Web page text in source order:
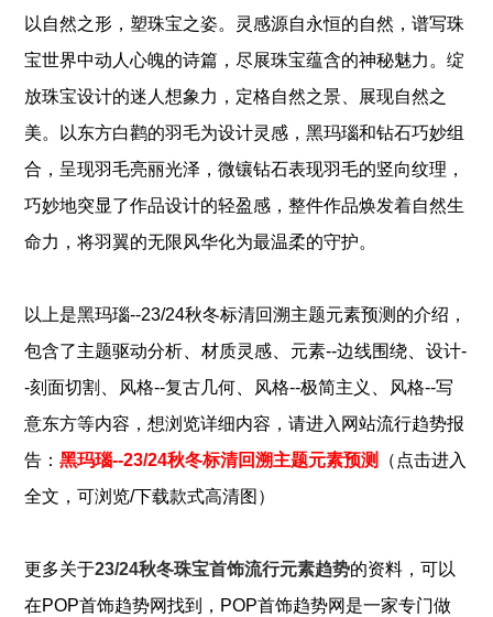
以自然之形，塑珠宝之姿。灵感源自永恒的自然，谱写珠
宝世界中动人心魄的诗篇，尽展珠宝蕴含的神秘魅力。绽
放珠宝设计的迷人想象力，定格自然之景、展现自然之
美。以东方白鹳的羽毛为设计灵感，黑玛瑙和钻石巧妙组
合，呈现羽毛亮丽光泽，微镶钻石表现羽毛的竖向纹理，
巧妙地突显了作品设计的轻盈感，整件作品焕发着自然生
命力，将羽翼的无限风华化为最温柔的守护。
以上是黑玛瑙--23/24秋冬标清回溯主题元素预测 的介绍，
包含了主题驱动分析、材质灵感、 元素--边线围绕、设计-
-刻面切割 、 风格--复古几何、 风格--极简主义 、
风格--写
意东方等内容，想浏览详细内容，请进入网站流行趋势报
告：黑玛瑙--23/24秋冬标清回溯主题元素预测
（点击进入
全文，可浏览/下载款式高清图）
更多关于23/24秋冬珠宝首饰流行元素趋势的资料，可以
在POP首饰趋势网找到，POP首饰趋势网是一家专门做